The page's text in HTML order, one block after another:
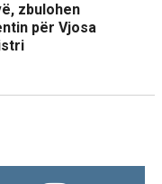
zbulohen
për Vjosa